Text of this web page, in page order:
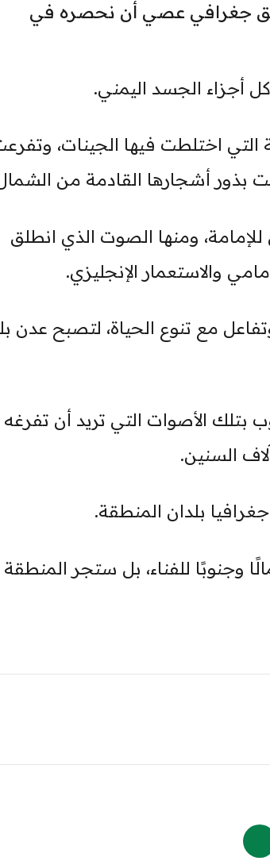
جغرافي عصي أن نحصره في
أجزاء الجسد اليمني.
التي اختلطت فيها الجينات،
بذور أشجارها القادمة من
للإمامة، ومنها الصوت الذي انطلق
والاستعمار الإنجليزي.
مع تنوع الحياة، لتصبح عدن
بتلك الأصوات التي تريد أن
السنين.
بلدان المنطقة.
وجنوبًا للفناء، بل ستجر المنطقة